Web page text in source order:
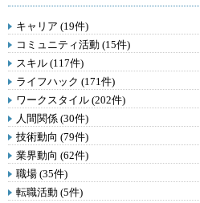
キャリア (19件)
コミュニティ活動 (15件)
スキル (117件)
ライフハック (171件)
ワークスタイル (202件)
人間関係 (30件)
技術動向 (79件)
業界動向 (62件)
職場 (35件)
転職活動 (5件)